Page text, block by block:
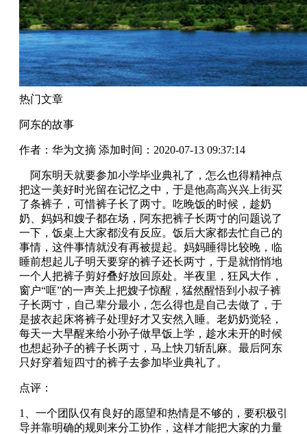
热门文章
阿东的故事
作者：华为文摘 添加时间：2020-07-13 09:37:14
阿东明天就要参加小学毕业典礼了，怎么也得精神点
把这一美好时光留在记忆之中，于是他高高兴兴上街买
了条裤子，可惜裤子长了两寸。吃晚饭的时候，趁奶
奶、妈妈和嫂子都在场，阿东把裤子长两寸的问题说了
一下，饭桌上大家都没有反应。饭后大家都去忙自己的
事情，这件事情就没有再被提起。妈妈睡得比较晚，临
睡前想起儿子明天要穿的裤子还长两寸，于是就悄悄地
一个人把裤子剪好叠好放回原处。半夜里，狂风大作，
窗户“哐”的一声关上把嫂子惊醒，猛然醒悟到小叔子裤
子长两寸，自己辈分最小，怎么得也是自己去做了，于
是披衣起床将裤子处理好才又安然入睡。老奶奶觉轻，
每天一大早醒来给小孙子做早饭上学，趁水未开的时候
也想起孙子的裤子长两寸，马上快刀斩乱麻。最后阿东
只好穿着短四寸的裤子去参加毕业典礼了。
点评：
1、一个团队仅有良好的愿望和热情是不够的，要积极引
导并靠明确的规则来分工协作，这样才能把大家的力量